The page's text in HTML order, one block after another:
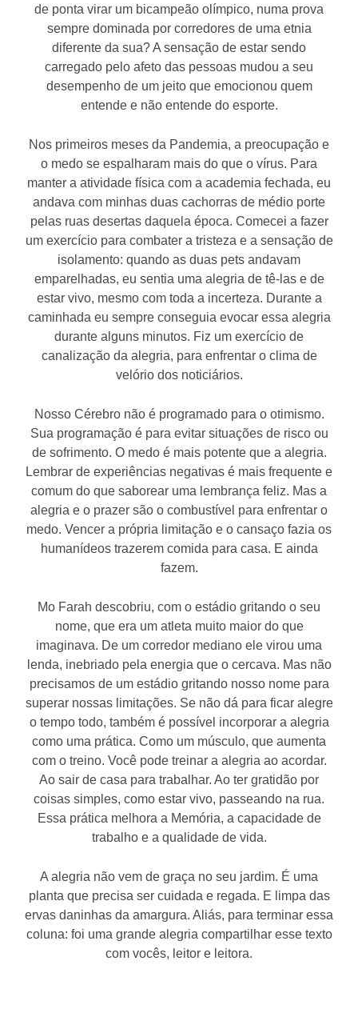
de ponta virar um bicampeão olímpico, numa prova
sempre dominada por corredores de uma etnia
diferente da sua? A sensação de estar sendo
carregado pelo afeto das pessoas mudou a seu
desempenho de um jeito que emocionou quem
entende e não entende do esporte.
Nos primeiros meses da Pandemia, a preocupação e
o medo se espalharam mais do que o vírus. Para
manter a atividade física com a academia fechada, eu
andava com minhas duas cachorras de médio porte
pelas ruas desertas daquela época. Comecei a fazer
um exercício para combater a tristeza e a sensação de
isolamento: quando as duas pets andavam
emparelhadas, eu sentia uma alegria de tê-las e de
estar vivo, mesmo com toda a incerteza. Durante a
caminhada eu sempre conseguia evocar essa alegria
durante alguns minutos. Fiz um exercício de
canalização da alegria, para enfrentar o clima de
velório dos noticiários.
Nosso Cérebro não é programado para o otimismo.
Sua programação é para evitar situações de risco ou
de sofrimento. O medo é mais potente que a alegria.
Lembrar de experiências negativas é mais frequente e
comum do que saborear uma lembrança feliz. Mas a
alegria e o prazer são o combustível para enfrentar o
medo. Vencer a própria limitação e o cansaço fazia os
humanídeos trazerem comida para casa. E ainda
fazem.
Mo Farah descobriu, com o estádio gritando o seu
nome, que era um atleta muito maior do que
imaginava. De um corredor mediano ele virou uma
lenda, inebriado pela energia que o cercava. Mas não
precisamos de um estádio gritando nosso nome para
superar nossas limitações. Se não dá para ficar alegre
o tempo todo, também é possível incorporar a alegria
como uma prática. Como um músculo, que aumenta
com o treino. Você pode treinar a alegria ao acordar.
Ao sair de casa para trabalhar. Ao ter gratidão por
coisas simples, como estar vivo, passeando na rua.
Essa prática melhora a Memória, a capacidade de
trabalho e a qualidade de vida.
A alegria não vem de graça no seu jardim. É uma
planta que precisa ser cuidada e regada. E limpa das
ervas daninhas da amargura. Aliás, para terminar essa
coluna: foi uma grande alegria compartilhar esse texto
com vocês, leitor e leitora.